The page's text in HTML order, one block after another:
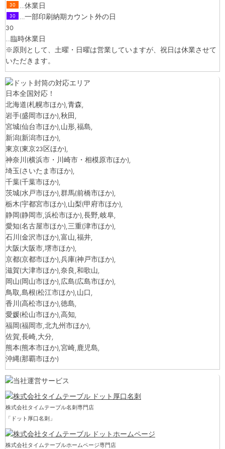
30 …休業日
30
…一部印刷納期カウント外の日
30
…臨時休業日
※原則として、土曜・日曜は営業していますが、祝日は休業させて
いただきます。
日本全国対応！
北海道(札幌市ほか),青森,
岩手(盛岡市ほか),秋田,
宮城(仙台市ほか),山形,福島,
新潟(新潟市ほか),
東京(東京23区ほか),
神奈川(横浜市・川崎市・相模原市ほか),
埼玉(さいたま市ほか),
千葉(千葉市ほか),
茨城(水戸市ほか),群馬(前橋市ほか),
栃木(宇都宮市ほか),山梨(甲府市ほか),
静岡(静岡市,浜松市ほか),長野,岐阜,
愛知(名古屋市ほか),三重(津市ほか),
石川(金沢市ほか),富山,福井,
大阪(大阪市,堺市ほか),
京都(京都市ほか),兵庫(神戸市ほか),
滋賀(大津市ほか),奈良,和歌山,
岡山(岡山市ほか),広島(広島市ほか),
鳥取,島根(松江市ほか),山口,
香川(高松市ほか),徳島,
愛媛(松山市ほか),高知,
福岡(福岡市,北九州市ほか),
佐賀,長崎,大分,
熊本(熊本市ほか),宮崎,鹿児島,
沖縄(那覇市ほか)
株式会社タイムテーブル名刺専門店
「ドット厚口名刺」
株式会社タイムテーブルホームページ専門店